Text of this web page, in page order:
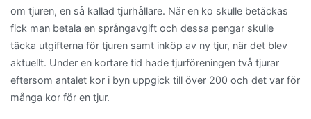
om tjuren, en så kallad tjurhållare. När en ko skulle betäckas
fick man betala en språngavgift och dessa pengar skulle
täcka utgifterna för tjuren samt inköp av ny tjur, när det blev
aktuellt. Under en kortare tid hade tjurföreningen två tjurar
eftersom antalet kor i byn uppgick till över 200 och det var för
många kor för en tjur.